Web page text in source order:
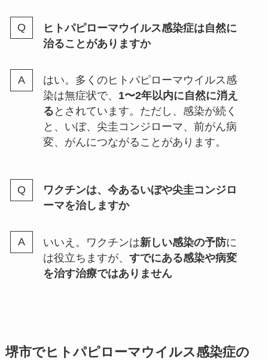
ヒトパピローマウイルス感染症は自然に
治ることがありますか
はい。多くのヒトパピローマウイルス感
染は無症状で、 1〜2年以内に自然に消え
る とされています。ただし、感染が続く
と、いぼ、尖圭コンジローマ、前がん病
変、がんにつながることがあります。
ワクチンは、今あるいぼや尖圭コンジロ
ーマを治しますか
いいえ。ワクチンは新しい感染の予防に
は役立ちますが、 すでにある感染や病変
を治す治療ではありません
堺市でヒトパピローマウイルス感染症の